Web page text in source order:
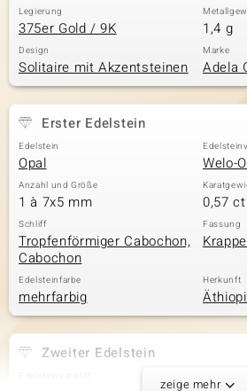
Classics
Legierung
375er Gold / 9K 1,4 g
Design
Solitaire mit Akzentsteinen
Marke
Adela
Erster Edelstein
Edelstein
Opal Welo-
Anzahl und Größe
1 à 7x5 mm 0,57 ct
Schliff
Tropfenförmiger Cabochon,
Cabochon
Fassung
Edelsteinfarbe
mehrfarbig
Herkunft
Zweiter Edelstein
zeige mehr